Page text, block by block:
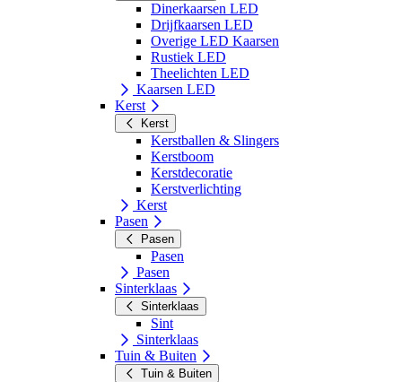
Dinerkaarsen LED
Drijfkaarsen LED
Overige LED Kaarsen
Rustiek LED
Theelichten LED
Kaarsen LED
Kerst
Kerst
Kerstballen & Slingers
Kerstboom
Kerstdecoratie
Kerstverlichting
Kerst
Pasen
Pasen
Pasen
Pasen
Sinterklaas
Sinterklaas
Sint
Sinterklaas
Tuin & Buiten
Tuin & Buiten